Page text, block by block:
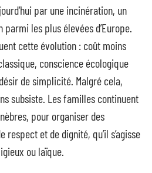
par une incinération, un
les plus élevées d’Europe.
cette évolution : coût moins
conscience écologique
de simplicité. Malgré cela,
subsiste. Les familles continuent
pour organiser des
et de dignité, qu’il s’agisse
ou laïque.